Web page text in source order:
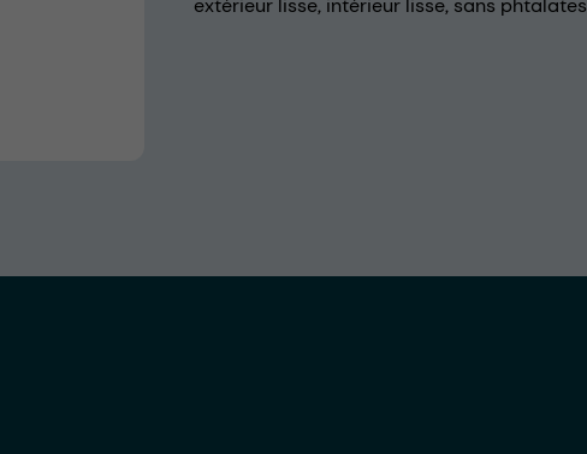
extérieur lisse, intérieur lisse, sans phtalates